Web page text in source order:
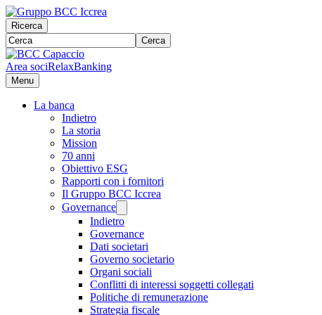
Ricerca
Cerca
Area sociRelaxBanking
Menu
La banca
Indietro
La storia
Mission
70 anni
Obiettivo ESG
Rapporti con i fornitori
Il Gruppo BCC Iccrea
Governance
Indietro
Governance
Dati societari
Governo societario
Organi sociali
Conflitti di interessi soggetti collegati
Politiche di remunerazione
Strategia fiscale